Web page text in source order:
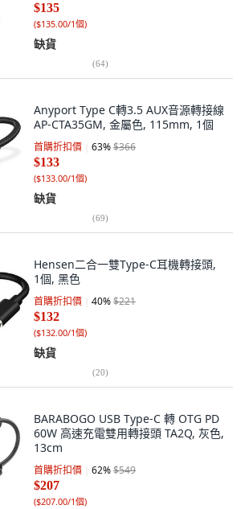
$135
($135.00/1個)
缺貨
(64)
Anyport Type C轉3.5 AUX音源轉接線
AP-CTA35GM, 金屬色, 115mm, 1個
首購折扣價 63%$366
$133
($133.00/1個)
缺貨
(69)
Hensen二合一雙Type-C耳機轉接頭,
1個, 黑色
首購折扣價 40%$221
$132
($132.00/1個)
缺貨
(20)
BARABOGO USB Type-C 轉 OTG PD
60W 高速充電雙用轉接頭 TA2Q, 灰色,
13cm
首購折扣價 62%$549
$207
($207.00/1個)